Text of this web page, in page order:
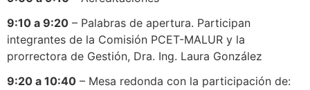
9:10 a 9:20 – Palabras de apertura. Participan
integrantes de la Comisión PCET-MALUR y la
prorrectora de Gestión, Dra. Ing. Laura González
9:20 a 10:40 – Mesa redonda con la participación de: